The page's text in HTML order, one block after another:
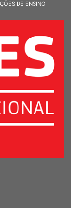
DE ENSINO